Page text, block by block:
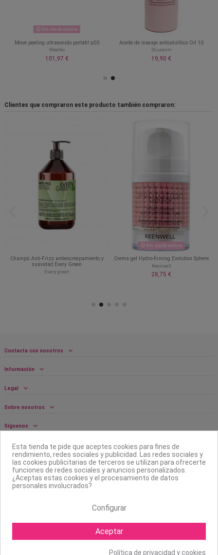
Sin stock online
Move peeling ultrasonido portátil p03
Weelko
101,97 €
Aceite de masaje anticelulítico Oil 10
DLucanni
19,90 €
Clientes que compraron este producto también compraron:
Champú Anti-Frizz antiencrespamiento y
suavidad Every Green
Every green
Sin stock online
Crema gel Hydro-firming Evolution Sphere
Keenwell
28,75 €
Contacta con nosotros
Información
Legal
Sobre nosotros
Síguenos
Boletín
Esta tienda te pide que aceptes cookies para fines de
rendimiento, redes sociales y publicidad. Las redes sociales y
las cookies publicitarias de terceros se utilizan para ofrecerte
funciones de redes sociales y anuncios personalizados.
¿Aceptas estas cookies y el procesamiento de datos
personales involucrados?
Configurar
Aceptar
Política de privacidad y cookies